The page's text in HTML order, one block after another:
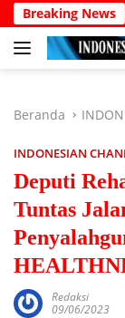
Langsung
ke
konten
Breaking News
elder
Beranda
INDONESIAN
Deputi
Tuntas
Redaksi
09/06/2023